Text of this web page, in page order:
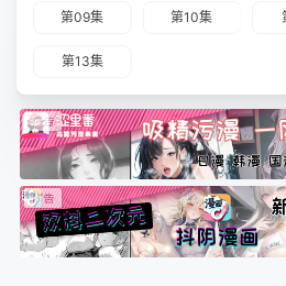
第09集 第10集
第13集